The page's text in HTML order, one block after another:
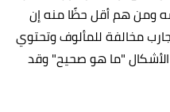
ومن هم أقل حظًا منه إن
مخالفة للمألوف وتحتوي
"ما هو صحيح" وقد